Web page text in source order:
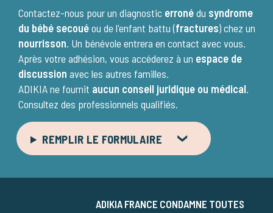
Contactez-nous pour un diagnostic erronédu syndrome
du bébé secouéou de l'enfant battu (fractures) chez un
nourrisson. Un bénévole entrera en contact avec vous.
Après votre adhésion, vous accéderez à un espace de
discussion avec les autres familles.
ADIKIA ne fournit aucun conseil juridique ou médical.
Consultez des professionnels qualifiés.
REMPLIR LE FORMULAIRE
PARENT / PROCHE NOUNOU / PROCHE
ADIKIA FRANCE CONDAMNE TOUTES